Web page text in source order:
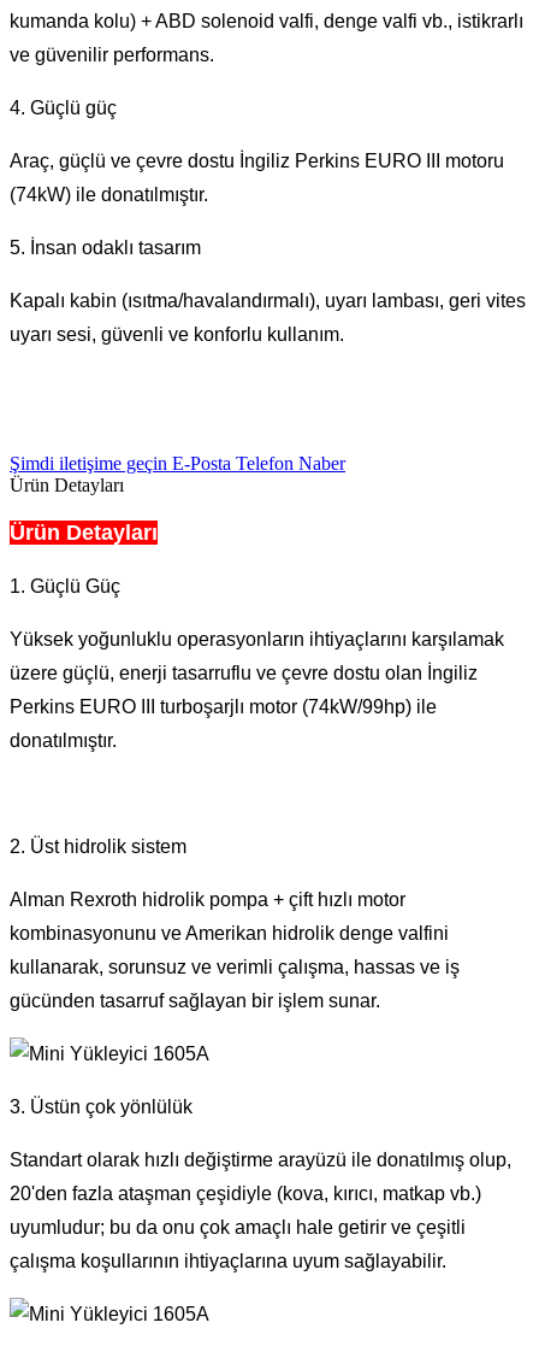
kumanda kolu) + ABD solenoid valfi, denge valfi vb., istikrarlı
ve güvenilir performans.
4. Güçlü güç
Araç, güçlü ve çevre dostu İngiliz Perkins EURO III motoru
(74kW) ile donatılmıştır.
5. İnsan odaklı tasarım
Kapalı kabin (ısıtma/havalandırmalı), uyarı lambası, geri vites
uyarı sesi, güvenli ve konforlu kullanım.
Şimdi iletişime geçin E-Posta Telefon Naber
Ürün Detayları
Ürün Detayları
1. Güçlü Güç
Yüksek yoğunluklu operasyonların ihtiyaçlarını karşılamak
üzere güçlü, enerji tasarruflu ve çevre dostu olan İngiliz
Perkins EURO III turboşarjlı motor (74kW/99hp) ile
donatılmıştır.
2. Üst hidrolik sistem
Alman Rexroth hidrolik pompa + çift hızlı motor
kombinasyonunu ve Amerikan hidrolik denge valfini
kullanarak, sorunsuz ve verimli çalışma, hassas ve iş
gücünden tasarruf sağlayan bir işlem sunar.
3. Üstün çok yönlülük
Standart olarak hızlı değiştirme arayüzü ile donatılmış olup,
20'den fazla ataşman çeşidiyle (kova, kırıcı, matkap vb.)
uyumludur; bu da onu çok amaçlı hale getirir ve çeşitli
çalışma koşullarının ihtiyaçlarına uyum sağlayabilir.